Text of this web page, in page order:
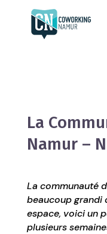
La
Namur –
La communauté
beaucoup grandi
espace, voici un
plusieurs